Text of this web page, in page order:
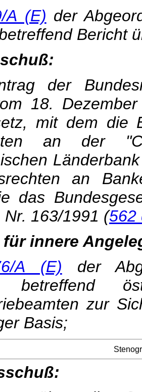
A (E) der
Bericht
der
18.
mit dem die
an der
an
das
Nr. 163/1991 (562
innere
A (E) der
betreffend
zur
Basis;